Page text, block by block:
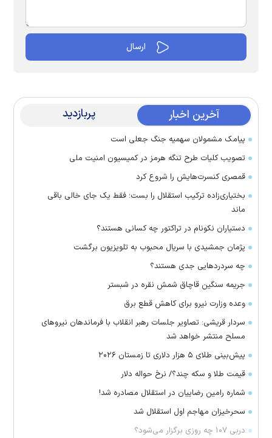
آخرین اخبار پربازدید
پیامک مشمولان سهمیه جنگ جعلی است
تصویب کلیات طرح تنگه هرمز در کمیسیون امنیت ملی
قمصری کنسرت‌هایش را شروع کرد
بختیاری‌زاده ترکیب استقلال را بست؛ فقط یک جای خالی باقی
ماند
دستیاران نکونام در تراکتور چه کسانی هستند؟
پژمان جمشیدی با سریال محبوب به تلویزیون برگشت
چه سردرد‌هایی جدی هستند؟
جریمه سنگین قاچاق شمش نقره در شبستر
وعده وزارت نیرو برای کاهش قطع برق
سردار قریشی: تصاویر جلسات رهبر انقلاب با فرماندهان نیرو‌های
مسلح منتشر خواهد شد
پیش‌بینی طلای ۵ هزار دلاری تا زمستان ۲۰۲۶
قیمت طلا و سکه چند؟/ نرخ حواله دلار
شماره رامین رضاییان در استقلال مصادره شد!
سحرخیزان مهاجم اول استقلال شد
دربی ۱۰۷ چه روزی برگزار می‌شود؟